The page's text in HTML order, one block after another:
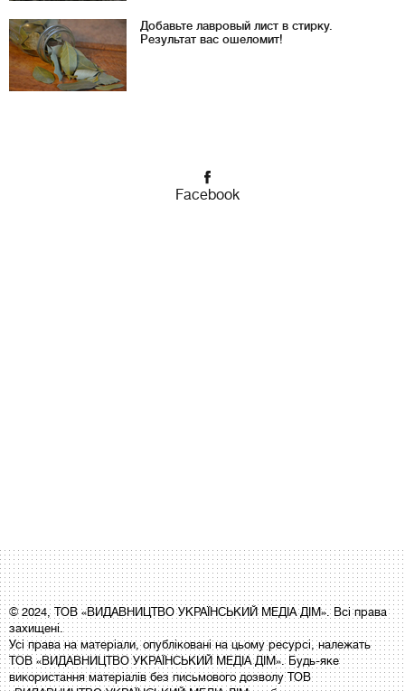
Добавьте лавровый лист в стирку.
Результат вас ошеломит!
Facebook
© 2024, ТОВ «ВИДАВНИЦТВО УКРАЇНСЬКИЙ МЕДІА ДІМ». Всі права
захищені.
Усі права на матеріали, опубліковані на цьому ресурсі, належать
ТОВ «ВИДАВНИЦТВО УКРАЇНСЬКИЙ МЕДІА ДІМ». Будь-яке
використання матеріалів без письмового дозволу ТОВ